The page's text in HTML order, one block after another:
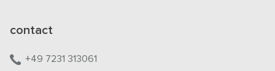
contact
+49 7231 313061